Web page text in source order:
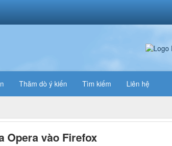
Thăm dò ý kiến Tìm kiếm Liên hệ
Opera vào Firefox